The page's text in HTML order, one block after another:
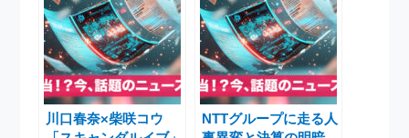
川口春奈×柴咲コウ
NTTグループに走る人